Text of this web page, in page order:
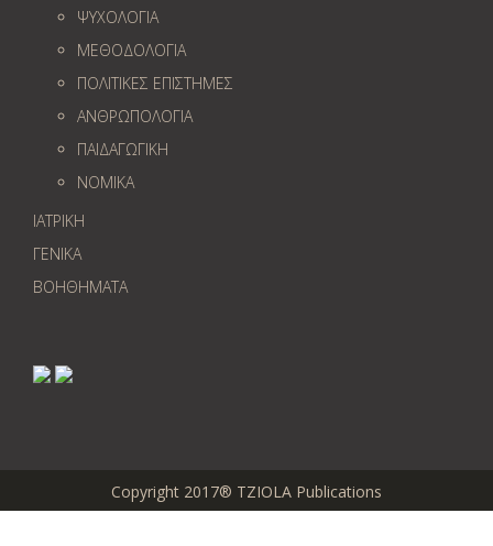
ΨΥΧΟΛΟΓΙΑ
ΜΕΘΟΔΟΛΟΓΙΑ
ΠΟΛΙΤΙΚΕΣ ΕΠΙΣΤΗΜΕΣ
ΑΝΘΡΩΠΟΛΟΓΙΑ
ΠΑΙΔΑΓΩΓΙΚΗ
ΝΟΜΙΚΑ
ΙΑΤΡΙΚΗ
ΓΕΝΙΚΑ
ΒΟΗΘΗΜΑΤΑ
Copyright 2017® TZIOLA Publications